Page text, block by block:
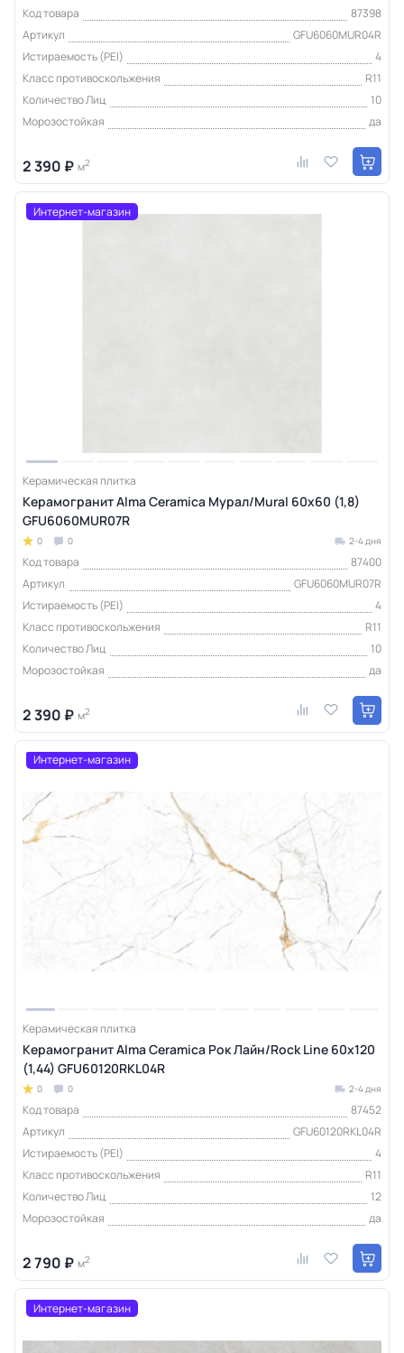
Код товара
87398
Артикул
GFU6060MUR04R
Истираемость (PEI)
4
Класс противоскольжения
R11
Количество Лиц
10
Морозостойкая
да
2 390 ₽ м2
Интернет-магазин
Керамическая плитка
Керамогранит Alma Ceramica Мурал/Mural 60х60 (1,8)
GFU6060MUR07R
0 0 2-4 дня
Код товара
87400
Артикул
GFU6060MUR07R
Истираемость (PEI)
4
Класс противоскольжения
R11
Количество Лиц
10
Морозостойкая
да
2 390 ₽ м2
Интернет-магазин
Керамическая плитка
Керамогранит Alma Ceramica Рок Лайн/Rock Line 60х120
(1,44) GFU60120RKL04R
0 0 2-4 дня
Код товара
87452
Артикул
GFU60120RKL04R
Истираемость (PEI)
4
Класс противоскольжения
R11
Количество Лиц
12
Морозостойкая
да
2 790 ₽ м2
Интернет-магазин